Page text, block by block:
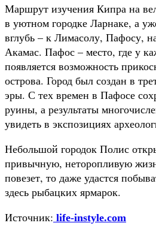
Маршрут изучения Кипра на
в уютном городке Ларнаке, а
вглубь – к Лимасолу, Пафосу,
Акамас. Пафос – место, где у
появляется возможность
острова. Город был создан в
эры. С тех времен в Пафосе
руины, а результаты
увидеть в экспозициях
Небольшой городок Полис
привычную, неторопливую
повезет, то даже удастся
здесь рыбацких ярмарок.
Источник: life-instyle.com